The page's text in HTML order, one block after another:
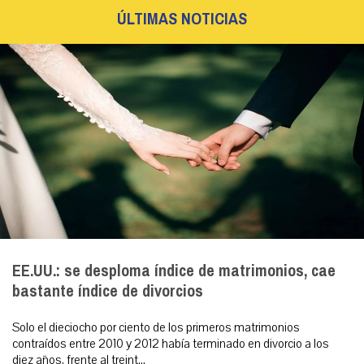
ÚLTIMAS NOTICIAS
EE.UU.: se desploma índice de matrimonios, cae
bastante índice de divorcios
Solo el dieciocho por ciento de los primeros matrimonios
contraídos entre 2010 y 2012 había terminado en divorcio a los
diez años, frente al treint...